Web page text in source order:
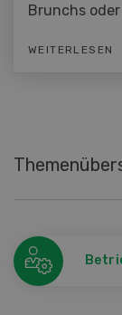
Brunchs oder
WEITERLESEN